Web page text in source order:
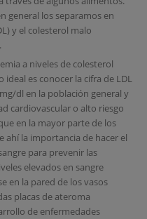
general los separamos en
y el colesterol malo
a niveles de colesterol
es conocer la cifra de LDL
dl en la población general y
cardiovascular o alto riesgo
en la mayor parte de los
ahí la importancia de hacer el
para prevenir las
elevados en sangre
en la pared de los vasos
placas de ateroma
de enfermedades